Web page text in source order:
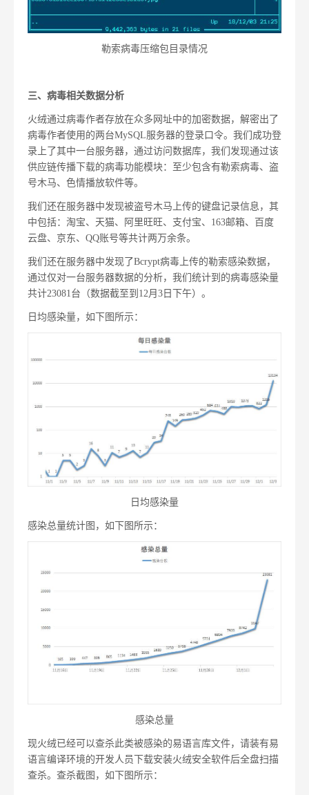
勒索病毒压缩包目录情况
三、病毒相关数据分析
火绒通过病毒作者存放在众多网址中的加密数据，解密出了
病毒作者使用的两台MySQL服务器的登录口令。我们成功登
录上了其中一台服务器，通过访问数据库，我们发现通过该
供应链传播下载的病毒功能模块：至少包含有勒索病毒、盗
号木马、色情播放软件等。
我们还在服务器中发现被盗号木马上传的键盘记录信息，其
中包括：淘宝、天猫、阿里旺旺、支付宝、163邮箱、百度
云盘、京东、QQ账号等共计两万余条。
我们还在服务器中发现了Bcrypt病毒上传的勒索感染数据，
通过仅对一台服务器数据的分析，我们统计到的病毒感染量
共计23081台（数据截至到12月3日下午）。
日均感染量，如下图所示：
日均感染量
感染总量统计图，如下图所示：
感染总量
现火绒已经可以查杀此类被感染的易语言库文件，请装有易
语言编译环境的开发人员下载安装火绒安全软件后全盘扫描
查杀。查杀截图，如下图所示：